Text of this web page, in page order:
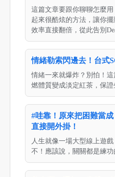
這篇文章要跟你聊聊怎麼
起來很酷炫的方法，讓你擺
效率直接翻倍，從此告別
情緒勒索閃邊去！台式
情緒一來就爆炸？別怕！
燃體質變成淡定紅茶，保證
#哇靠！原來把困難當
直接開外掛！
人生就像一場大型線上遊
不！應該說，關關都是練功